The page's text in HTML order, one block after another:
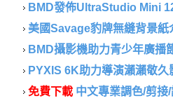
BMD發佈UltraStudio Mini
美國Savage豹牌無縫背景紙
BMD攝影機助力青少年廣播
PYXIS 6K助力導演瀨瀨敬
免費下載 中文專業調色/剪接